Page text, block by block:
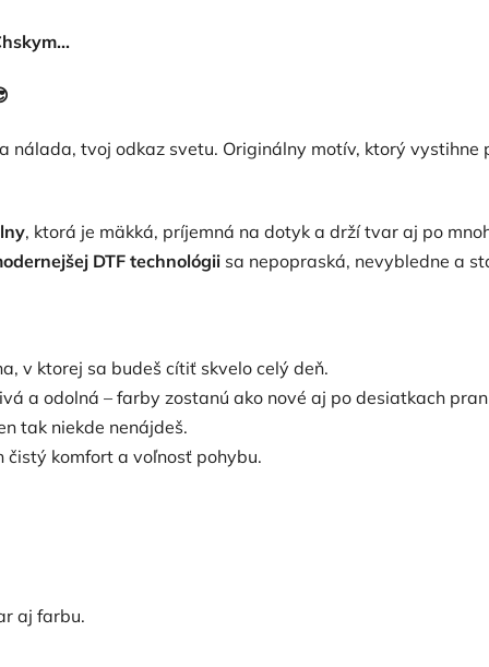
nálada, tvoj odkaz svetu. Originálny motív, ktorý
, ktorá je mäkká, príjemná na dotyk a drží tvar aj po
DTF technológii sa nepopraská, nevybledne a
v ktorej sa budeš cítiť skvelo celý deň.
a odolná – farby zostanú ako nové aj po desiatkach
tak niekde nenájdeš.
komfort a voľnosť pohybu.
aj farbu.